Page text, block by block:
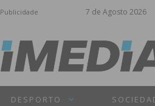
7 de Agosto 2026
Publicidade
DESPORTO